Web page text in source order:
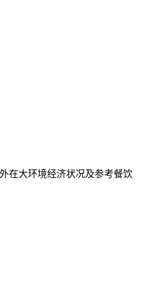
在大环境经济状况及参考餐饮